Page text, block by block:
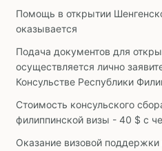
Помощь в открытии
оказывается
Подача документов для
осуществляется лично
Консульстве Республики
Стоимость консульского
филиппинской визы - 40 $ с
Оказание визовой